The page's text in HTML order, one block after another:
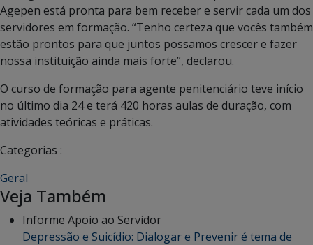
Agepen está pronta para bem receber e servir cada um dos
servidores em formação. “Tenho certeza que vocês também
estão prontos para que juntos possamos crescer e fazer
nossa instituição ainda mais forte”, declarou.
O curso de formação para agente penitenciário teve início
no último dia 24 e terá 420 horas aulas de duração, com
atividades teóricas e práticas.
Categorias :
Geral
Veja Também
Informe Apoio ao Servidor
Depressão e Suicídio: Dialogar e Prevenir é tema de